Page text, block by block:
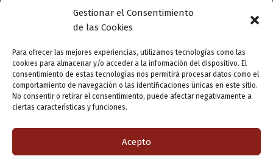
Gestionar el Consentimiento
de las Cookies
Para ofrecer las mejores experiencias, utilizamos tecnologías como las
cookies para almacenar y/o acceder a la información del dispositivo. El
consentimiento de estas tecnologías nos permitirá procesar datos como el
comportamiento de navegación o las identificaciones únicas en este sitio.
No consentir o retirar el consentimiento, puede afectar negativamente a
ciertas características y funciones.
Acepto
Política de privacidad
Aviso legal
Política de cookies